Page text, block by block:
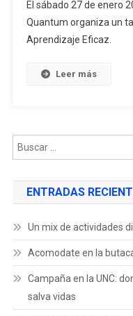
El sábado 27 de enero
Quantum organiza un
Aprendizaje Eficaz.
Leer más
ENTRADAS
Un mix de actividades
Acomodate en la
Campaña en la UNC:
salva vidas